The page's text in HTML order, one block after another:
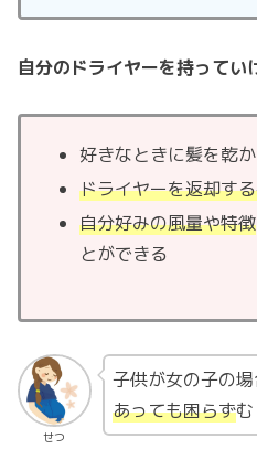
自分のドライヤーを持ってい
好きなときに髪を乾
ドライヤーを返却す
自分好みの風量や特徴
とができる
せつ
子供が女の子の場
あっても困らずむ